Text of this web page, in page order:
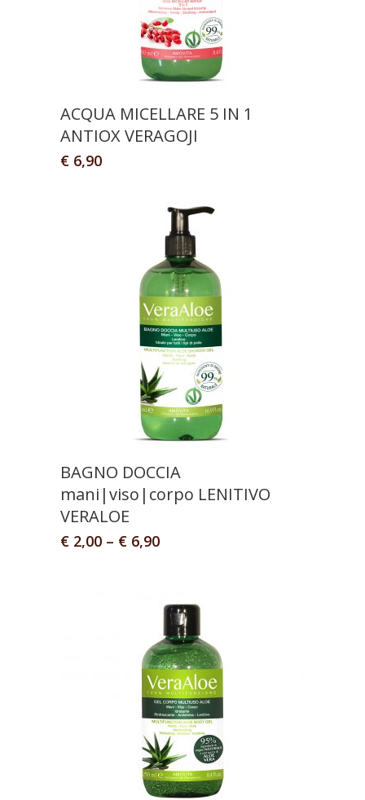
ACQUA MICELLARE 5 IN 1
ANTIOX VERAGOJI
€ 6,90
BAGNO DOCCIA
mani|viso|corpo LENITIVO
VERALOE
€ 2,00 – € 6,90